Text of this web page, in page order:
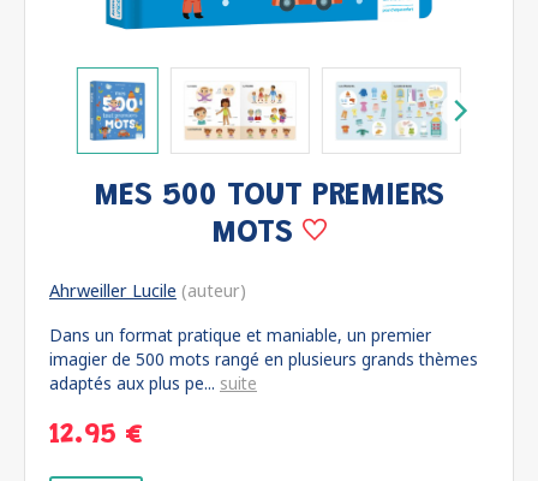
MES 500 TOUT PREMIERS
MOTS
Ahrweiller Lucile (auteur)
Dans un format pratique et maniable, un premier
imagier de 500 mots rangé en plusieurs grands thèmes
adaptés aux plus pe... suite
12.95 €